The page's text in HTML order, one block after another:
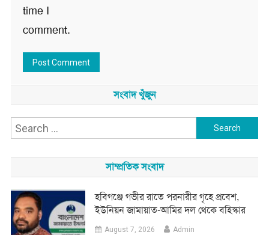
time I
comment.
সংবাদ খুঁজুন
Search
সাম্প্রতিক সংবাদ
হবিগঞ্জে গভীর রাতে পরনারীর গৃহে প্রবেশ,
ইউনিয়ন জামায়াত-আমির দল থেকে বহিস্কার
August 7, 2026 Admin